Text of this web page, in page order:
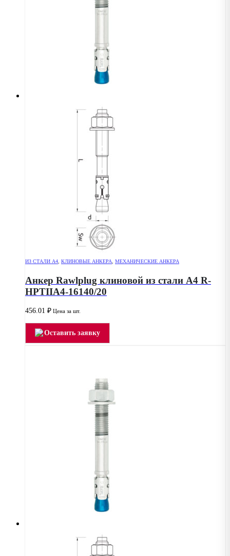
ИЗ СТАЛИ А4 КЛИНОВЫЕ АНКЕРА МЕХАНИЧЕСКИЕ АНКЕРА
Анкер Rawlplug клиновой из стали А4 R-
HPTIIA4-16140/20
456.01 ₽ Цена за шт.
Оставить заявку